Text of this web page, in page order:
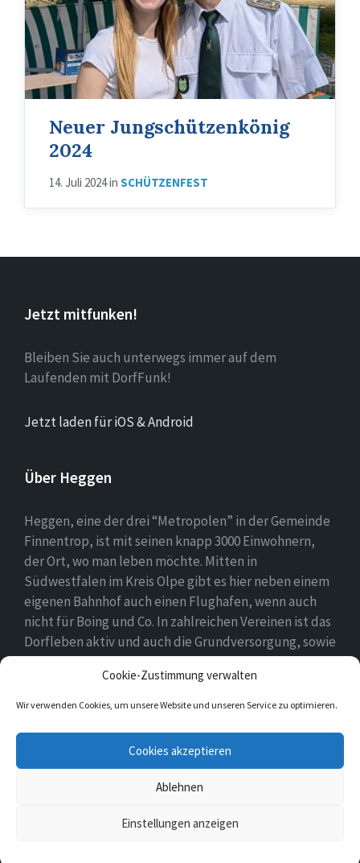
Cookie-Zustimmung verwalten
Wir verwenden Cookies, um unsere Website und unseren Service zu optimieren.
Cookies akzeptieren
Ablehnen
Einstellungen anzeigen
Neuer Jungschützenkönig
2024
14. Juli 2024in SCHÜTZENFEST
Jetzt mitfunken!
Bleiben Sie auch unterwegs immer auf dem
Laufenden mit DorfFunk!
Jetzt laden für iOS & Android
Über Heggen
Heggen, eine der drei “Metropolen” in der Gemeinde
Finnentrop, ist mit seinen knapp 3000 Einwohnern,
der Ort, wo man leben möchte. Mitten in
Südwestfalen im Kreis Olpe gibt es hier neben einem
eigenen Bahnhof auch einen Flughafen, wenn auch
nicht für Boing und Co. In zahlreichen Vereinen ist das
Dorfleben aktiv und auch die Grundversorgung, sowie
eine Schule und zwei Kindergärten gehören zum
Facebook Twitter